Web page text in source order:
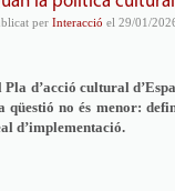
per Interacció el 29/01/
Pla d’acció cultural
qüestió no és menor:
d’implementació.